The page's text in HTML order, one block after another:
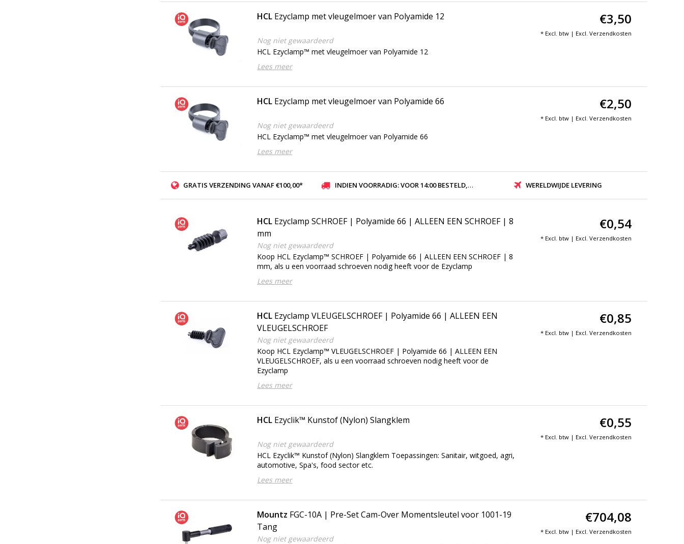
HCL Ezyclamp met vleugelmoer van Polyamide 12
Nog niet gewaardeerd
HCL Ezyclamp™ met vleugelmoer van Polyamide 12
Lees meer
€3,50
* Excl. btw | Excl. Verzendkosten
HCL Ezyclamp met vleugelmoer van Polyamide 66
Nog niet gewaardeerd
HCL Ezyclamp™ met vleugelmoer van Polyamide 66
Lees meer
€2,50
* Excl. btw | Excl. Verzendkosten
GRATIS VERZENDING VANAF €100,00* INDIEN VOORRADIG: VOOR 14:00 BESTELD, ZELFDE DAG VERZONDEN WERELDWIJDE LEVERING
HCL Ezyclamp SCHROEF | Polyamide 66 | ALLEEN EEN SCHROEF | 8
mm
Nog niet gewaardeerd
Koop HCL Ezyclamp™ SCHROEF | Polyamide 66 | ALLEEN EEN SCHROEF | 8
mm, als u een voorraad schroeven nodig heeft voor de Ezyclamp
Lees meer
€0,54
* Excl. btw | Excl. Verzendkosten
HCL Ezyclamp VLEUGELSCHROEF | Polyamide 66 | ALLEEN EEN
VLEUGELSCHROEF
Nog niet gewaardeerd
Koop HCL Ezyclamp™ VLEUGELSCHROEF | Polyamide 66 | ALLEEN EEN
VLEUGELSCHROEF, als u een voorraad schroeven nodig heeft voor de
Ezyclamp
Lees meer
€0,85
* Excl. btw | Excl. Verzendkosten
HCL Ezyclik™ Kunstof (Nylon) Slangklem
Nog niet gewaardeerd
HCL Ezyclik™ Kunstof (Nylon) Slangklem Toepassingen: Sanitair, witgoed, agri,
automotive, Spa's, food sector etc.
Lees meer
€0,55
* Excl. btw | Excl. Verzendkosten
Mountz FGC-10A | Pre-Set Cam-Over Momentsleutel voor 1001-19
Tang
Nog niet gewaardeerd
€704,08
* Excl. btw | Excl. Verzendkosten